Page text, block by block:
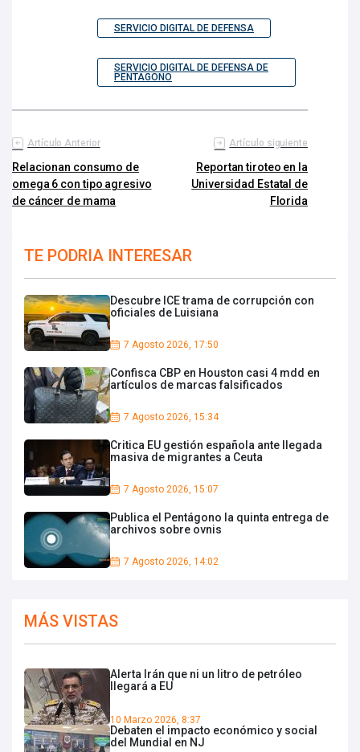
SERVICIO DIGITAL DE DEFENSA
SERVICIO DIGITAL DE DEFENSA DE
PENTÁGONO
Artículo Anterior
Relacionan consumo de
omega 6 con tipo agresivo
de cáncer de mama
Artículo siguiente
Reportan tiroteo en la
Universidad Estatal de
Florida
TE PODRIA INTERESAR
Descubre ICE trama de corrupción con
oficiales de Luisiana
7 Agosto 2026, 17:50
Confisca CBP en Houston casi 4 mdd en
artículos de marcas falsificados
7 Agosto 2026, 15:34
Critica EU gestión española ante llegada
masiva de migrantes a Ceuta
7 Agosto 2026, 15:07
Publica el Pentágono la quinta entrega de
archivos sobre ovnis
7 Agosto 2026, 14:02
MÁS VISTAS
Alerta Irán que ni un litro de petróleo
llegará a EU
10 Marzo 2026, 8:37
Debaten el impacto económico y social
del Mundial en NJ